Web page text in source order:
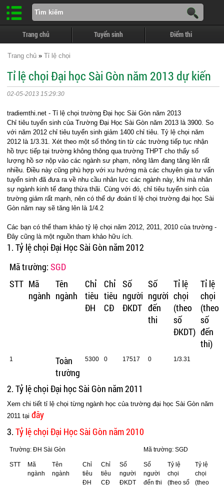
Trang chủ Tuyển sinh Điểm thi
Trang chủ » Tỉ lệ chọi
Tỉ lệ chọi Đại học Sài Gòn năm 2013 dự kiến
02-05-2013 15:29:30
tradiemthi.net - Tỉ lệ chọi trường Đại học Sài Gòn năm 2013
Chỉ tiêu tuyển sinh của Trường Đại Học Sài Gòn năm 2013 là 3900. So
với năm 2012 chỉ tiêu tuyển sinh giảm 1400 chỉ tiêu. Tỷ lệ chọi năm
2012 là 1/3.31. Xét theo một số thông tin từ các trường tiếp tục nhận
hồ trực tiếp tại trường không thông qua trường THPT cho thấy số
lượng hồ sơ nộp vào các ngành sư phạm, nông lâm đang tăng lên rất
nhiều. Điều này cũng phù hợp với xu hướng mà các chuyên gia tư vấn
tuyển sinh đã đưa ra về nhu cầu nhân lực các ngành này, khi mà nhân
sự ngành kinh tế đang thừa thãi. Cùng với đó, chỉ tiêu tuyển sinh của
trường giảm rất mạnh, nên có thể dự đoán tỉ lệ chọi trường đại học Sài
Gòn năm nay sẽ tăng lên là 1/4.2
Các bạn có thể tham khảo tỷ lệ chọi năm 2012, 2011, 2010 của trường -
Đây cũng là một nguồn tham khảo hữu ích.
1. Tỷ lệ chọi Đại Học Sài Gòn năm 2012
Mã trường:SGD
STT Mã
ngành
Tên
ngành
Chỉ
tiêu
ĐH
Chỉ
tiêu
CĐ
Số
người
ĐKDT
Số
người
đến
thi
Tỉ lệ
chọi
(theo
số
ĐKDT)
Tỉ lệ
chọi
(theo
số
đến
thi)
1
Toàn
trường
5300 0 17517 0 1/3.31
2. Tỷ lệ chọi Đại học Sài Gòn năm 2011
Xem chi tiết tỉ lệ chọi từng ngành học của trường đại học Sài Gòn năm
2011 tạiđây
3.Tỷ lệ chọi Đại Học Sài Gòn năm 2010
Trường: ĐH Sài Gòn Mã trường: SGD
STT
Mã
ngành
Tên
ngành
Chỉ
tiêu
ĐH
Chỉ
tiêu
CĐ
Số
người
ĐKDT
Số
người
đến thi
Tỷ lệ
chọi
(theo số
Tỷ lệ
chọi
(theo